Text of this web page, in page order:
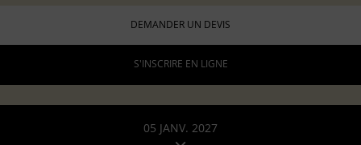
DEMANDER UN DEVIS
S'INSCRIRE EN LIGNE
05 JANV. 2027